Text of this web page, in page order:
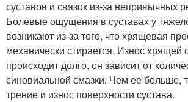
суставов и связок из-за непривычных
Болевые ощущения в суставах у
возникают из-за того, что хрящевая
механически стирается. Износ хрящей
происходит долго, он зависит от
синовиальной смазки. Чем ее больше,
трение и износ поверхности сустава.